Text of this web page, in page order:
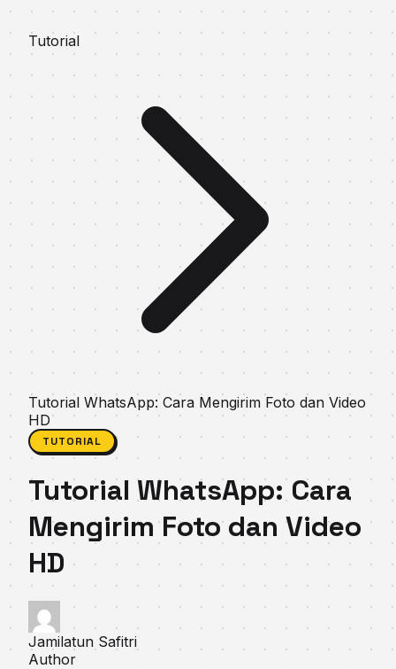
Tutorial
Tutorial WhatsApp: Cara Mengirim Foto dan Video
HD
TUTORIAL
Tutorial WhatsApp: Cara
Mengirim Foto dan Video
HD
Jamilatun Safitri
Author